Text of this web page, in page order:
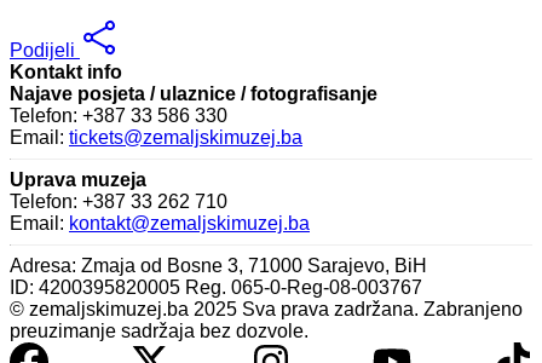
Podijeli
Kontakt info
Najave posjeta / ulaznice / fotografisanje
Telefon: +387 33 586 330
Email: tickets@zemaljskimuzej.ba
Uprava muzeja
Telefon: +387 33 262 710
Email: kontakt@zemaljskimuzej.ba
Adresa: Zmaja od Bosne 3, 71000 Sarajevo, BiH
ID: 4200395820005 Reg. 065-0-Reg-08-003767
© zemaljskimuzej.ba 2025 Sva prava zadržana. Zabranjeno
preuzimanje sadržaja bez dozvole.